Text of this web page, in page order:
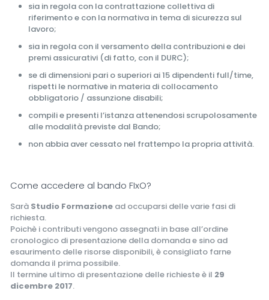
sia in regola con la contrattazione collettiva di
riferimento e con la normativa in tema di sicurezza sul
lavoro;
sia in regola con il versamento della contribuzioni e dei
premi assicurativi (di fatto, con il DURC);
se di dimensioni pari o superiori ai 15 dipendenti full/time,
rispetti le normative in materia di collocamento
obbligatorio / assunzione disabili;
compili e presenti l’istanza attenendosi scrupolosamente
alle modalità previste dal Bando;
non abbia aver cessato nel frattempo la propria attività.
Come accedere al bando FIxO?
Sarà Studio Formazione ad occuparsi delle varie fasi di
richiesta.
Poichè i contributi vengono assegnati in base all’ordine
cronologico di presentazione della domanda e sino ad
esaurimento delle risorse disponibili, è consigliato farne
domanda il prima possibile.
Il termine ultimo di presentazione delle richieste è il 29
dicembre 2017.